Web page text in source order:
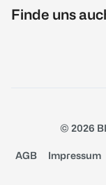
Finde uns
© 2026
AGB Impressum